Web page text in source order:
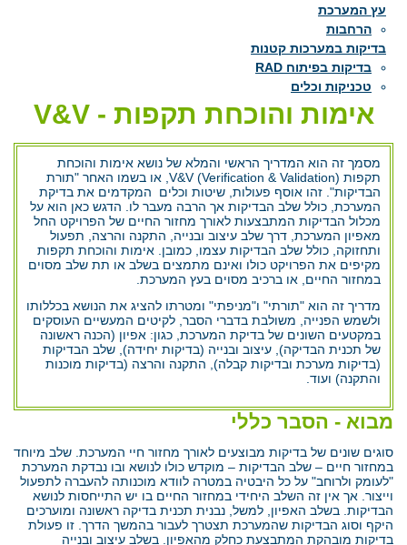
עץ המערכת
הרחבות
בדיקות במערכות קטנות
בדיקות בפיתוח RAD
טכניקות וכלים
אימות והוכחת תקפות - V&V
מסמך זה הוא המדריך הראשי והמלא של נושא אימות והוכחת
תקפות V&V (Verification & Validation), או בשמו האחר "תורת
הבדיקות". זהו אוסף פעולות, שיטות וכלים המקדמים את בדיקת
המערכת, כולל שלב הבדיקות אך הרבה מעבר לו. הדגש כאן הוא על
מכלול הבדיקות המתבצעות לאורך מחזור החיים של הפרויקט החל
מאפיון המערכת, דרך שלב עיצוב ובנייה, התקנה והרצה, תפעול
ותחזוקה, כולל שלב הבדיקות עצמו, כמובן. אימות והוכחת תקפות
מקיפים את הפרויקט כולו ואינם מתמצים בשלב או תת שלב מסוים
במחזור החיים, או ברכיב מסוים בעץ המערכת.
מדריך זה הוא "תורתי" ו"מניפתי" ומטרתו להציג את הנושא בכללותו
ולשמש הפנייה, משולבת בדברי הסבר, לקיטים המעשיים העוסקים
במקטעים השונים של בדיקת המערכת, כגון: אפיון (הכנה ראשונה
של תכנית הבדיקה), עיצוב ובנייה (בדיקות יחידה), שלב הבדיקות
(בדיקות מערכת ובדיקות קבלה), התקנה והרצה (בדיקות מוכנות
והתקנה) ועוד.
מבוא - הסבר כללי
סוגים שונים של בדיקות מבוצעים לאורך מחזור חיי המערכת. שלב מיוחד
במחזור חיים – שלב הבדיקות – מוקדש כולו לנושא ובו נבדקת המערכת
"לעומק ולרוחב" על כל היבטיה במטרה לוודא מוכנותה להעברה לתפעול
וייצור. אך אין זה השלב היחידי במחזור החיים בו יש התייחסות לנושא
הבדיקות. בשלב האפיון, למשל, נבנית תכנית בדיקה ראשונה ומוערכים
היקף וסוג הבדיקות שהמערכת תצטרך לעבור בהמשך הדרך. זו פעולת
בדיקות מובהקת המתבצעת כחלק מהאפיון. בשלב עיצוב ובנייה